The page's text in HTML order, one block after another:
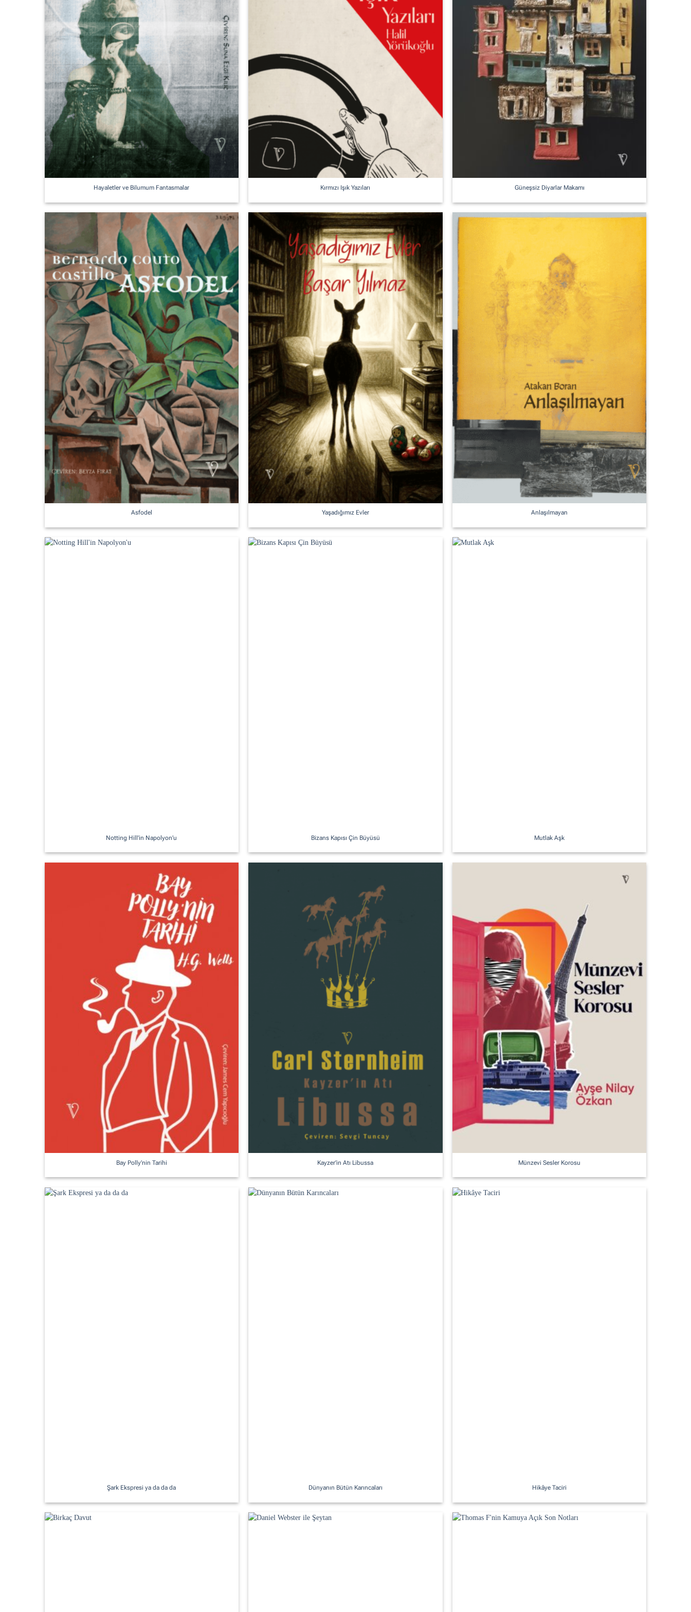
Hayaletler ve Bilumum Fantasmalar Kırmızı Işık Yazıları Güneşsiz Diyarlar Makamı
Asfodel Yaşadığımız Evler Anlaşılmayan
Notting Hill’in Napolyon’u Bizans Kapısı Çin Büyüsü Mutlak Aşk
Bay Polly’nin Tarihi Kayzer’in Atı Libussa Münzevi Sesler Korosu
Şark Ekspresi ya da da da Dünyanın Bütün Karıncaları Hikâye Taciri